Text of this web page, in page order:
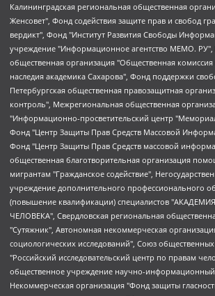
Калининградская региональная общественная организация "Экозащита!-Женсовет", Фонд содействия защите прав и свобод граждан "Общественный вердикт", Фонд "Институт Развития Свободы Информации", Частное учреждение "Информационное агентство МЕМО. РУ", Региональная общественная организация "Общественная комиссия по сохранению наследия академика Сахарова", Фонд поддержки свободы прессы, Санкт-Петербургская общественная правозащитная организация "Гражданский контроль", Межрегиональная общественная организация "Информационно-просветительский центр "Мемориал", Региональный Фонд "Центр Защиты Прав Средств Массовой Информации", с 05.12.2023 Фонд "Центр Защиты Прав Средств массовой информации", Региональная общественная благотворительная организация помощи беженцам и мигрантам "Гражданское содействие", Негосударственное образовательное учреждение дополнительного профессионального образования (повышение квалификации) специалистов "АКАДЕМИЯ ПО ПРАВАМ ЧЕЛОВЕКА", Свердловская региональная общественная организация "Сутяжник", Автономная некоммерческая организация "Центр независимых социологических исследований", Союз общественных объединений "Российский исследовательский центр по правам человека", Региональное общественное учреждение научно-информационный центр "МЕМОРИАЛ", Некоммерческая организация "Фонд защиты гласности", Автономная некоммерческая организация "Институт прав человека", Городская общественная организация "Екатеринбургское общество "МЕМОРИАЛ", Городская общественная организация "Рязанское историко-просветительское и правозащитное общество "Мемориал" (Рязанский Мемориал), Челябинский региональный орган общественной самодеятельности – женское общественное объединение "Женщины Евразии", Челябинский региональный орган общественной самодеятельности "Уральская правозащитная группа", Фонд содействия защите здоровья и социальной справедливости имени Андрея Рылькова, Автономная Некоммерческая Организация "Аналитический Центр Юрия Левады", Автономная некоммерческая организация социальной поддержки населения "Проект Апрель", Региональная общественная организация помощи женщинам и детям, находящимся в кризисной ситуации "Информационно-методический центр "Анна", Фонд содействия развитию массовых коммуникаций и правовому просвещению "Так-так-Так", Фонд содействия устойчивому развитию "Серебряная тайга", Свердловский региональный общественный фонд социальных проектов "Новое время", "Idel.Реалии", Кавказ.Реалии, Крым.Реалии, Телеканал Настоящее Время, Татаро-башкирская служба Радио Свобода (Azatliq Radiosi), Радио Свободная Европа/Радио Свобода (PCE/PC), "Сибирь.Реалии", "Фактограф", Благотворительный фонд помощи осужденным и их семьям, Автономная некоммерческая организация "Институт глобализации и социальных движений", Фонд "В защиту прав заключенных", Частное учреждение "Центр поддержки и содействия развитию средств массовой информации", Пензенский региональный общественный благотворительный фонд "Гражданский союз", "Север.Реалии", Некоммерческая организация Фонд "Правовая инициатива", Общество с ограниченной ответственностью "Радио Свободная Европа/Радио Свобода", Чешское информационное агентство "MEDIUM-ORIENT", Красноярская региональная общественная организация "Мы против СПИДа", Камалягин Денис Николаевич, Маркелов Сергей Евгеньевич, Пономарев Лев Александрович, Савицкая Людмила Алексеевна, Автономная некоммерческая организация "Центр по работе с проблемой насилия "НАСИЛИЮ.НЕТ", Межрегиональный профессиональный союз работников здравоохранения "Альянс врачей", Юридическое лицо, зарегистрированное в Латвийской Республике, SIA "Medusa Project" (регистрационный номер 40103797863, дата регистрации 10.06.2014), Некоммерческая организация "Фонд по борьбе с коррупцией", Автономная некоммерческая организация "Институт права и публичной политики", Баданин Роман Сергеевич, Гликин Максим Александрович, Железнова Мария Михайловна, Лукьянова Юлия Сергеевна, Маетная Елизавета Витальевна, Маняхин Петр Борисович, Чуракова Ольга Владимировна, Ярош Юлия Петровна, Юридическое лицо "The Insider SIA", зарегистрированное в Риге, Латвийская Республика (дата регистрации 26.06.2015), являющееся администратором доменного имени интернет-издания "The Insider SIA", https://theins.ru, Постернак Алексей Евгеньевич, Рубин Михаил Аркадьевич, Анин Роман Александрович, Юридическое лицо Istories fonds, зарегистрированное в Латвийской Республике (регистрационный номер 50008295751, дата регистрации 24.02.2020), Великовский Дмитрий Александрович, Долинина Ирина Николаевна, Мароховская Алеся Алексеевна, Шлейнов Роман Юрьевич, Шмагун Олеся Валентиновна, Общество с ограниченной ответственностью "Альтаир 2021", Общество с ограниченной ответственностью "Вега 2021", Общество с ограниченной ответственностью "Главный редактор 2021", Общество с ограниченной ответственностью "Ромашки монолит", Важенков Артем Валерьевич, Ивановская областная общественная организация "Центр гендерных исследований", Гурман Юрий Альбертович, Медиапроект "ОВД-Инфо", Егоров Владимир Владимирович, Жилинский Владимир Александрович, Общество с ограниченной ответственностью "ЗП", Иванова София Юрьевна, Карезина Инна Павловна, Кильтау Екатерина Викторовна, Петров Алексей Викторович, Пискунов Сергей Евгеньевич, Смирнов Сергей Сергеевич, Тихонов Михаил Сергеевич, Общество с ограниченной ответственностью "ЖУРНАЛИСТ-ИНОСТРАННЫЙ АГЕНТ", Арапова Галина Юрьевна, Вольтская Татьяна Анатольевна, Американская компания "Mason G.E.S. Anonymous Foundation" (США), являющаяся владельцем интернет-издания https://mnews.world/, Компания "Stichting Bellingcat", зарегистрированная в Нидерландах (дата регистрации 11.07.2018), Захаров Андрей Вячеславович, Клепиковская Екатерина Дмитриевна, Общество с ограниченной ответственностью "МЕМО", Перл Роман Александрович, Симонов Евгений Алексеевич, Соловьева Елена Анатольевна, Сотников Даниил Владимирович, Сурначева Елизавета Дмитриевна, Автономная некоммерческая организация по защите прав человека и информированию населения "Якутия – Наше Мнение", Общество с ограниченной ответственностью "Москоу диджитал медиа", с 26.01.2023 Общество с ограниченной ответственностью "Чайка Белые сады", Ветошкина Валерия Валерьевна, Заговора Максим Александрович, Межрегиональное общественное движение "Российская ЛГБТ - сеть", Оленичев Максим Владимирович, Павлов Иван Юрьевич, Скворцова Елена Сергеевна, Общество с ограниченной ответственностью "Как бы инагент", Кочетков Игорь Викторович, Общество с ограниченной ответственностью "Честные выборы", Еланчик Олег Александрович, Общество с ограниченной ответственностью "Нобелевский призыв", Гималова Регина Эмилевна, Григорьев Андрей Валерьевич, Григорьева Алина Александровна, Ассоциация по содействию защите прав призывников, альтернативнослужащих и военнослужащих "Правозащитная группа "Гражданин.Армия.Право", Хисамова Регина Фаритовна, Автономная некоммерческая организация по реализации социально-правовых программ "Лилит", Дальневосточное общественное движение "Маяк", Санкт-Петербургская ЛГБТ-инициативная группа "Выход", Инициативная группа ЛГБТ+ "Реверс", Алексеев Андрей Викторович, Бекбулатова Таисия Львовна, Беляев Иван Михайлович, Владыкина Елена Сергеевна, Гельман Марат Александрович, Никульшина Вероника Юрьевна, Толоконникова Надежда Андреевна, Шендерович